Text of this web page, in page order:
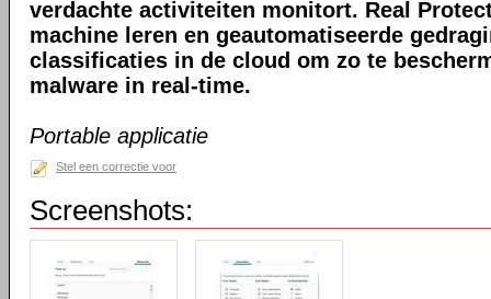
verdachte activiteiten monitort. Real
machine leren en geautomatiseerde
classificaties in de cloud om zo te
malware in real-time.
Portable applicatie
Stel een correctie voor
Screenshots: